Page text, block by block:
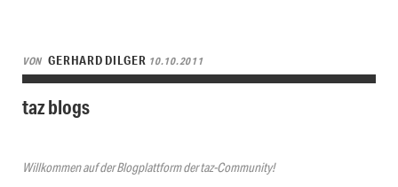
VON GERHARD DILGER 10.10.2011
taz blogs
Willkommen auf der Blogplattform der taz-Community!